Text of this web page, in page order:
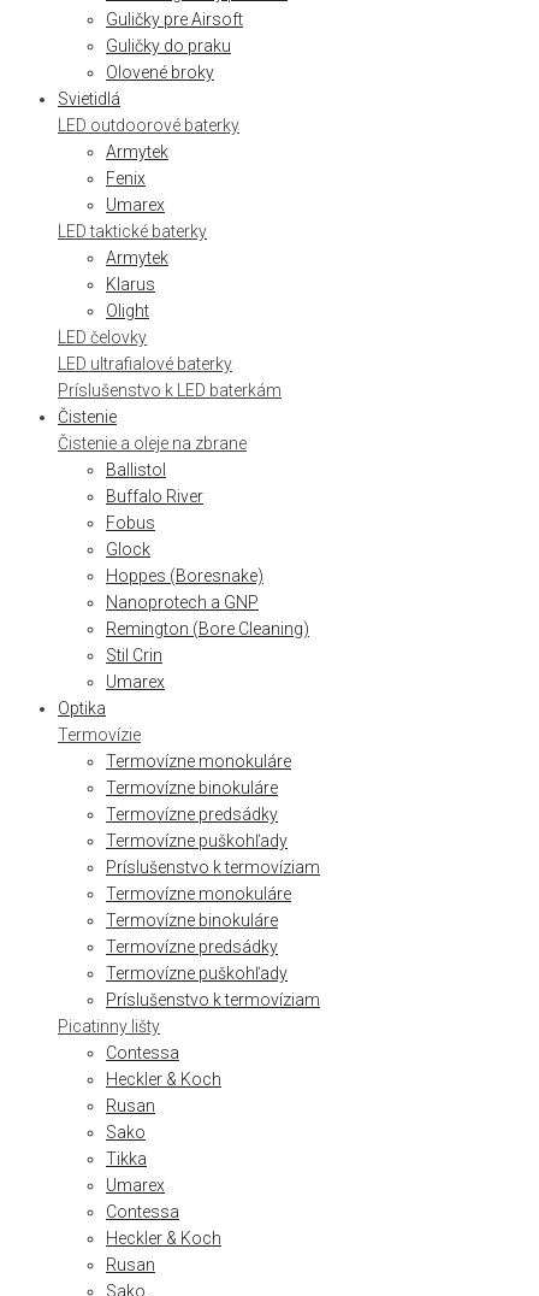
Guličky pre Airsoft
Guličky do praku
Olovené broky
Svietidlá
LED outdoorové baterky
Armytek
Fenix
Umarex
LED taktické baterky
Armytek
Klarus
Olight
LED čelovky
LED ultrafialové baterky
Príslušenstvo k LED baterkám
Čistenie
Čistenie a oleje na zbrane
Ballistol
Buffalo River
Fobus
Glock
Hoppes (Boresnake)
Nanoprotech a GNP
Remington (Bore Cleaning)
Stil Crin
Umarex
Optika
Termovízie
Termovízne monokuláre
Termovízne binokuláre
Termovízne predsádky
Termovízne puškohľady
Príslušenstvo k termovíziam
Termovízne monokuláre
Termovízne binokuláre
Termovízne predsádky
Termovízne puškohľady
Príslušenstvo k termovíziam
Picatinny lišty
Contessa
Heckler & Koch
Rusan
Sako
Tikka
Umarex
Contessa
Heckler & Koch
Rusan
Sako